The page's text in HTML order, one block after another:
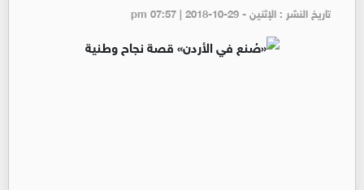
تاريخ النشر : الإثنين - pm 07:57 | 2018-10-29